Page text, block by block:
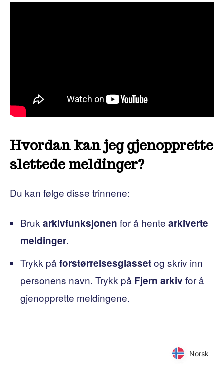
Hvordan kan jeg gjenopprette
slettede meldinger?
Du kan følge disse trinnene:
Bruk arkivfunksjonen for å hente arkiverte
meldinger.
Trykk på forstørrelsesglassetog skriv inn
personens navn. Trykk på Fjern arkiv for å
gjenopprette meldingene.
Norsk
Norsk